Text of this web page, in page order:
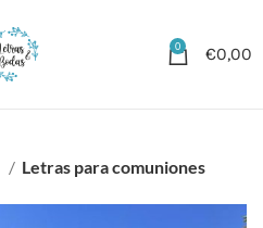
0 €0,00
Letras para comuniones